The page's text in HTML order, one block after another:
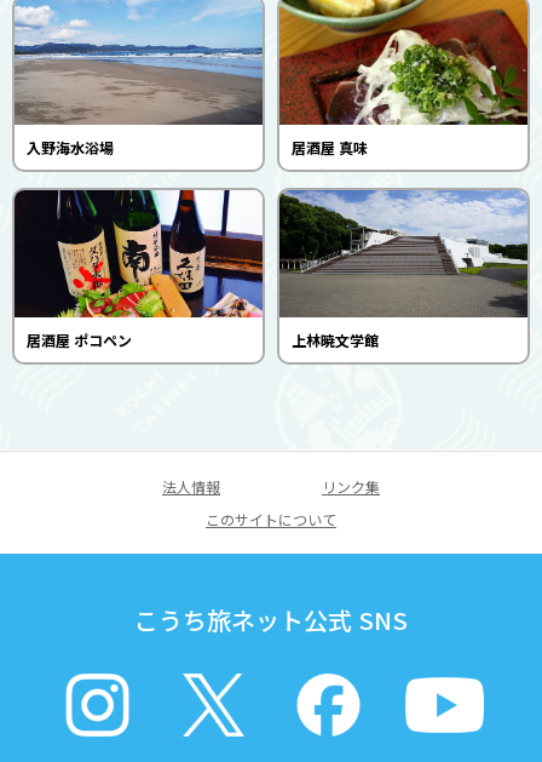
入野海水浴場 居酒屋 真味
居酒屋 ポコペン 上林暁文学館
法人情報
リンク集
このサイトについて
こうち旅ネット公式 SNS